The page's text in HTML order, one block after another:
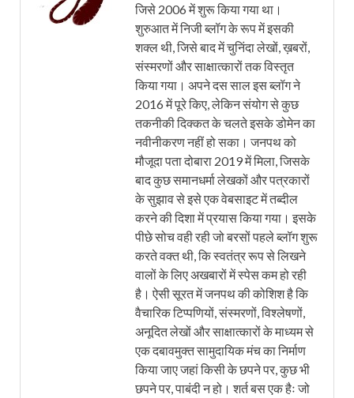
जिसे 2006 में शुरू किया गया था।
शुरुआत में निजी ब्लॉग के रूप में इसकी
शक्ल थी, जिसे बाद में चुनिंदा लेखों, ख़बरों,
संस्मरणों और साक्षात्कारों तक विस्तृत
किया गया। अपने दस साल इस ब्लॉग ने
2016 में पूरे किए, लेकिन संयोग से कुछ
तकनीकी दिक्कत के चलते इसके डोमेन का
नवीनीकरण नहीं हो सका। जनपथ को
मौजूदा पता दोबारा 2019 में मिला, जिसके
बाद कुछ समानधर्मा लेखकों और पत्रकारों
के सुझाव से इसे एक वेबसाइट में तब्दील
करने की दिशा में प्रयास किया गया। इसके
पीछे सोच वही रही जो बरसों पहले ब्लॉग शुरू
करते वक्त थी, कि स्वतंत्र रूप से लिखने
वालों के लिए अखबारों में स्पेस कम हो रही
है। ऐसी सूरत में जनपथ की कोशिश है कि
वैचारिक टिप्पणियों, संस्मरणों, विश्लेषणों,
अनूदित लेखों और साक्षात्कारों के माध्यम से
एक दबावमुक्त सामुदायिक मंच का निर्माण
किया जाए जहां किसी के छपने पर, कुछ भी
छपने पर, पाबंदी न हो। शर्त बस एक हैः जो